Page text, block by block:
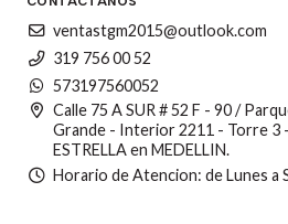
ventastgm2015@outlook.com
319 756 00 52
573197560052
Calle 75 A SUR # 52 F - 90 /
Grande - Interior 2211 - Torre 3
ESTRELLA en MEDELLIN.
Horario de Atencion: de Lunes a